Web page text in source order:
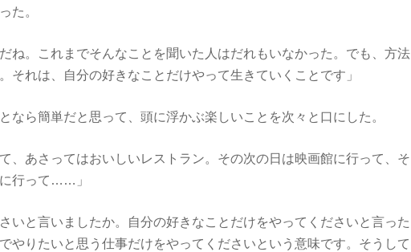
た。
ね。これまでそんなことを聞いた人はだれもいなかった。でも、方法
それは、自分の好きなことだけやって生きていくことです」
なら簡単だと思って、頭に浮かぶ楽しいことを次々と口にした。
、あさってはおいしいレストラン。その次の日は映画館に行って、そ
行って……」
いと言いましたか。自分の好きなことだけをやってくださいと言った
やりたいと思う仕事だけをやってくださいという意味です。そうして